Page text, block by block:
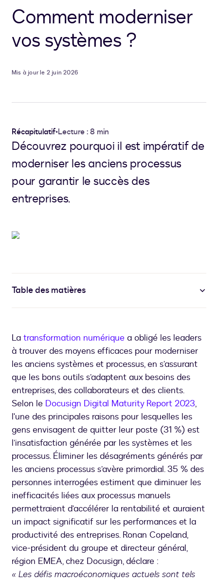
Comment moderniser
vos systèmes ?
Mis à jour le 2 juin 2026
Récapitulatif•Lecture : 8 min
Découvrez pourquoi il est impératif de
moderniser les anciens processus
pour garantir le succès des
entreprises.
Table des matières
La transformation numérique a obligé les leaders
à trouver des moyens efficaces pour moderniser
les anciens systèmes et processus, en s’assurant
que les bons outils s’adaptent aux besoins des
entreprises, des collaborateurs et des clients.
Selon le Docusign Digital Maturity Report 2023,
l'une des principales raisons pour lesquelles les
gens envisagent de quitter leur poste (31 %) est
l’insatisfaction générée par les systèmes et les
processus. Éliminer les désagréments générés par
les anciens processus s’avère primordial. 35 % des
personnes interrogées estiment que diminuer les
inefficacités liées aux processus manuels
permettraient d’accélérer la rentabilité et auraient
un impact significatif sur les performances et la
productivité des entreprises. Ronan Copeland,
vice-président du groupe et directeur général,
région EMEA, chez Docusign, déclare :
« Les défis macroéconomiques actuels sont tels